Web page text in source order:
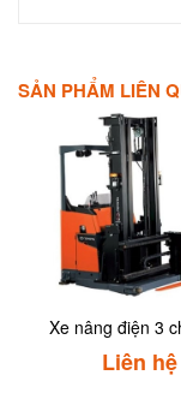
SẢN PHẨM LIÊN
Xe nâng điện 3
tấn Toyota
Liên hệ